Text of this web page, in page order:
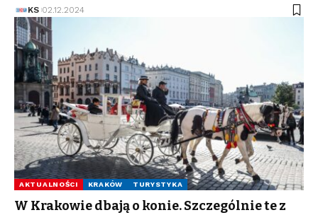
KS 02.12.2024
AKTUALNOŚCI KRAKÓW TURYSTYKA
W Krakowie dbają o konie. Szczególnie te z